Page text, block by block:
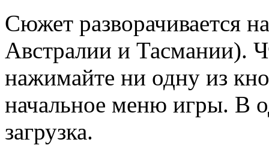
Сюжет разворачивается
Австралии и Тасмании).
нажимайте ни одну из
начальное меню игры. В
загрузка.